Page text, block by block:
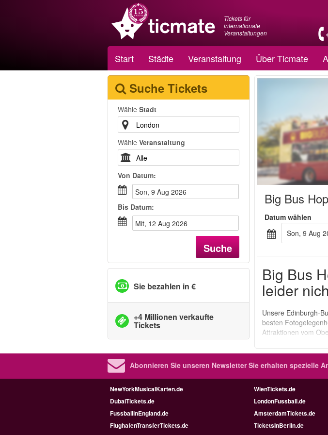
Tickets für
internationale
Veranstaltungen
Start Städte Veranstaltung Über Ticmate
Suche Tickets
Wähle Stadt
Wähle Veranstaltung
Von Datum:
Son, 9 Aug 2026
Bis Datum:
Mit, 12 Aug 2026
Suche
Sie bezahlen in €
+4 Millionen verkaufte
Tickets
Big Bus
Datum wählen
Son, 9 Aug
Big Bus
leider
Unsere Edinburgh-
besten
Attraktionen vom
Abonnieren Sie unseren NewsletterSie erhalten spezielle
NewYorkMusicalKarten.de WienTickets.de
DubaiTickets.de
LondonFussball.de
FussballinEngland.de
AmsterdamTickets.de
FlughafenTransferTickets.de
TicketsInBerlin.de